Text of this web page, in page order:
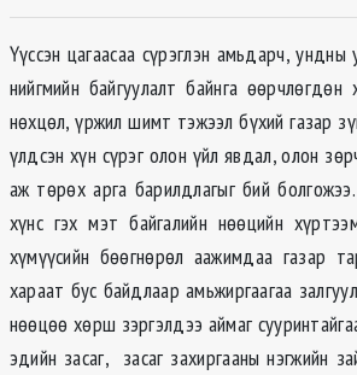
Үүссэн цагаасаа сүрэглэн амьдарч,
нийгмийн байгуулалт байнга
нөхцөл, үржил шимт тэжээл бүхий газар
үлдсэн хүн сүрэг олон үйл явдал, олон
аж төрөх арга барилдлагыг бий
хүнс гэх мэт байгалийн нөөцийн
хүмүүсийн бөөгнөрөл аажимдаа газар
хараат бус байдлаар амьжиргаагаа
нөөцөө хөрш зэргэлдээ аймаг
эдийн засаг, засаг захиргааны нэгжийн